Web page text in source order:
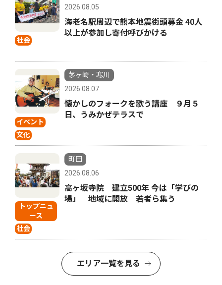
社会
2026.08.05
海老名駅周辺で熊本地震街頭募金 40人
以上が参加し寄付呼びかける
イベント
文化
茅ヶ崎・寒川
2026.08.07
懐かしのフォークを歌う講座 ９月５
日、うみかぜテラスで
トップニュ
ース
社会
町田
2026.08.06
高ヶ坂寺院 建立500年 今は「学びの
場」 地域に開放 若者ら集う
エリア一覧を見る